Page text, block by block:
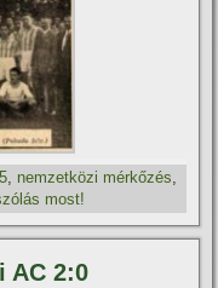
nemzetközi mérkőzés
most!
AC 2:0